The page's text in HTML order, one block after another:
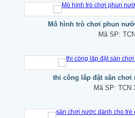
Mô hình trò chơi phun
Mã SP: TCN
thi công lắp đặt sân chơi
Mã SP: TCN